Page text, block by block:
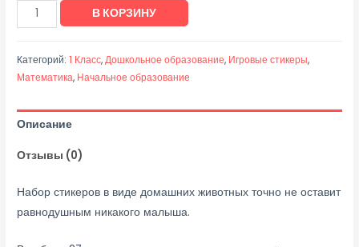
Количество
товара
до
10.
Домашние
В КОРЗИНУ
Категорий:1 Класс,Дошкольное образование, Игровые стикеры,
Математика, Начальное образование
Описание
Отзывы (0)
Набор стикеров в виде домашних животных точно не оставит
равнодушным никакого малыша.